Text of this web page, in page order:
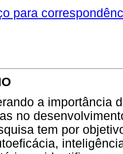
para
a importância
no
tem por